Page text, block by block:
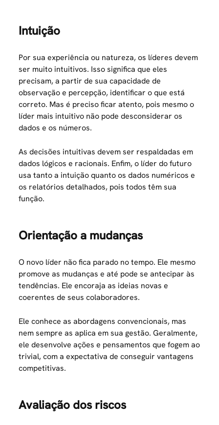
Intuição
Por sua experiência ou natureza, os líderes devem
ser muito intuitivos. Isso significa que eles
precisam, a partir de sua capacidade de
observação e percepção, identificar o que está
correto. Mas é preciso ficar atento, pois mesmo o
líder mais intuitivo não pode desconsiderar os
dados e os números.
As decisões intuitivas devem ser respaldadas em
dados lógicos e racionais. Enfim, o líder do futuro
usa tanto a intuição quanto os dados numéricos e
os relatórios detalhados, pois todos têm sua
função.
Orientação a mudanças
O novo líder não fica parado no tempo. Ele mesmo
promove as mudanças e até pode se antecipar às
tendências. Ele encoraja as ideias novas e
coerentes de seus colaboradores.
Ele conhece as abordagens convencionais, mas
nem sempre as aplica em sua gestão. Geralmente,
ele desenvolve ações e pensamentos que fogem ao
trivial, com a expectativa de conseguir vantagens
competitivas.
Avaliação dos riscos